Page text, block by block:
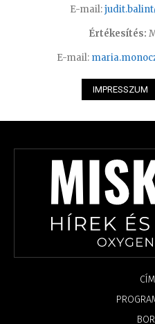
E-mail:
Értékesítés:
E-mail:
IMPRESSZUM